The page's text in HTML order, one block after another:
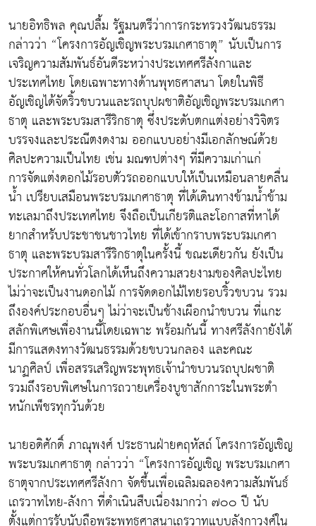
นายอิทธิพล คุณปลื้ม รัฐมนตรีว่าการกระทรวงวัฒนธรรม
กล่าวว่า “โครงการอัญเชิญพระบรมเกศาธาตุ” นับเป็นการ
เจริญความสัมพันธ์อันดีระหว่างประเทศศรีลังกาและ
ประเทศไทย โดยเฉพาะทางด้านพุทธศาสนา โดยในพิธี
อัญเชิญได้จัดริ้วขบวนและรถบุปผชาติอัญเชิญพระบรมเกศา
ธาตุ และพระบรมสารีริกธาตุ ซึ่งประดับตกแต่งอย่างวิจิตร
บรรจงและประณีตงดงาม ออกแบบอย่างมีเอกลักษณ์ด้วย
ศิลปะความเป็นไทย เช่น มณฑปต่างๆ ที่มีความเก่าแก่
การจัดแต่งดอกไม้รอบตัวรถออกแบบให้เป็นเหมือนลายคลื่น
น้ำ เปรียบเสมือนพระบรมเกศาธาตุ ที่ได้เดินทางข้ามน้ำข้าม
ทะเลมาถึงประเทศไทย จึงถือเป็นเกียรติและโอกาสที่หาได้
ยากสำหรับประชาชนชาวไทย ที่ได้เข้ากราบพระบรมเกศา
ธาตุ และพระบรมสารีริกธาตุในครั้งนี้ ขณะเดียวกัน ยังเป็น
ประกาศให้คนทั่วโลกได้เห็นถึงความสวยงามของศิลปะไทย
ไม่ว่าจะเป็นงานดอกไม้ การจัดดอกไม้ไทยรอบริ้วขบวน รวม
ถึงองค์ประกอบอื่นๆ ไม่ว่าจะเป็นช้างเผือกนำขบวน ที่แกะ
สลักพิเศษเพื่องานนี้โดยเฉพาะ พร้อมกันนี้ ทางศรีลังกายังได้
มีการแสดงทางวัฒนธรรมด้วยขบวนกลอง และคณะ
นาฏศิลป์ เพื่อสรรเสริญพระพุทธเจ้านำขบวนรถบุปผชาติ
รวมถึงรอบพิเศษในการถวายเครื่องบูชาสักการะในพระตำ
หนักเพ็ชรทุกวันด้วย
นายอดิศักดิ์ ภาณุพงศ์ ประธานฝ่ายคฤหัสถ์ โครงการอัญเชิญ
พระบรมเกศาธาตุ กล่าวว่า “โครงการอัญเชิญ พระบรมเกศา
ธาตุจากประเทศศรีลังกา จัดขึ้นเพื่อเฉลิมฉลองความสัมพันธ์
เถรวาทไทย-ลังกา ที่ดำเนินสืบเนื่องมากว่า ๗๐๐ ปี นับ
ตั้งแต่การรับนับถือพระพุทธศาสนาเถรวาทแบบลังกาวงศ์ใน